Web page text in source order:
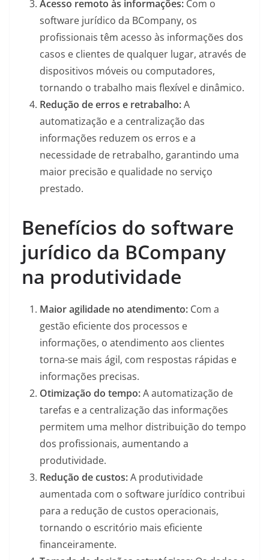
Acesso remoto às informações: Com o
software jurídico da BCompany, os
profissionais têm acesso às informações dos
casos e clientes de qualquer lugar, através de
dispositivos móveis ou computadores,
tornando o trabalho mais flexível e dinâmico.
Redução de erros e retrabalho:A
automatização e a centralização das
informações reduzem os erros e a
necessidade de retrabalho, garantindo uma
maior precisão e qualidade no serviço
prestado.
Benefícios do software
jurídico da BCompany
na produtividade
Maior agilidade no atendimento: Com a
gestão eficiente dos processos e
informações, o atendimento aos clientes
torna-se mais ágil, com respostas rápidas e
informações precisas.
Otimização do tempo:A automatização de
tarefas e a centralização das informações
permitem uma melhor distribuição do tempo
dos profissionais, aumentando a
produtividade.
Redução de custos:A produtividade
aumentada com o software jurídico contribui
para a redução de custos operacionais,
tornando o escritório mais eficiente
financeiramente.